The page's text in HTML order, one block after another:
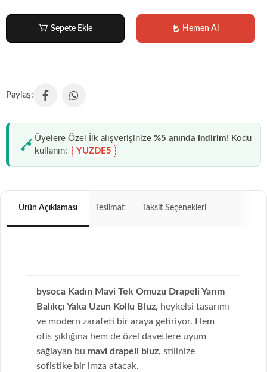
Sepete Ekle Hemen Al
Üyelere Özel İlk alışverişinize %5 anında indirim! Kodu
kullanın:
YUZDE5
Ürün Açıklaması Teslimat Taksit Seçenekleri
bysoca Kadın Mavi Tek Omuzu Drapeli Yarım
Balıkçı Yaka Uzun Kollu Bluz, heykelsi tasarımı
ve modern zarafeti bir araya getiriyor. Hem
ofis şıklığına hem de özel davetlere uyum
sağlayan bu mavi drapeli bluz, stilinize
sofistike bir imza atacak.